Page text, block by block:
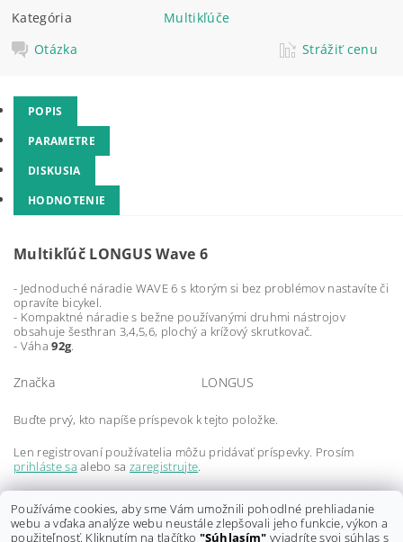
Kategória
Multikľúče
Otázka
Strážiť cenu
POPIS
PARAMETRE
DISKUSIA
HODNOTENIE
Multikľúč LONGUS Wave 6
- Jednoduché náradie WAVE 6 s ktorým si bez problémov nastavíte či
opravíte bicykel.
- Kompaktné náradie s bežne používanými druhmi nástrojov
obsahuje šesťhran 3,4,5,6, plochý a krížový skrutkovač.
- Váha92g.
Značka LONGUS
Buďte prvý, kto napíše príspevok k tejto položke.
Len registrovaní používatelia môžu pridávať príspevky. Prosím
prihláste sa alebo sazaregistrujte.
Len registrovaní používatelia môžu pridávať hodnotenie. Prosím
Používáme cookies, aby sme Vám umožnili pohodlné prehliadanie
webu a vďaka analýze webu neustále zlepšovali jeho funkcie, výkon a
použiteľnosť. Kliknutím na tlačítko "Súhlasím" vyjadríte svoj súhlas s